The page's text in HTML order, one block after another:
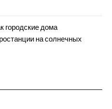
городские дома
на солнечных